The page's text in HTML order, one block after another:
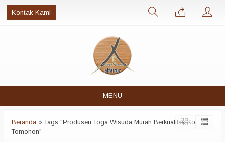
Kontak Kami
MENU
Beranda »Tags "Produsen Toga Wisuda Murah Berkualitas Kota
Tomohon"